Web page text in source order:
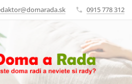
0915 778 312